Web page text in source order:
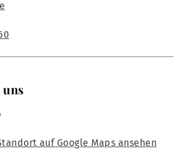
uns
auf Google Maps ansehen